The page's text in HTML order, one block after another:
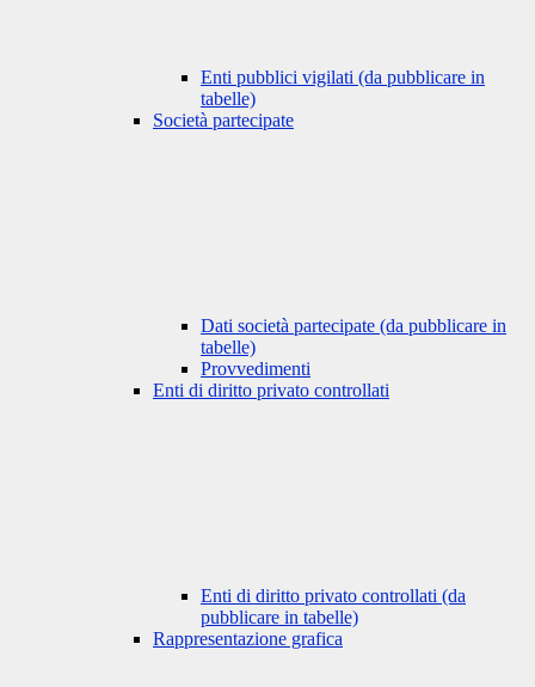
Enti pubblici vigilati (da pubblicare in
tabelle)
Società partecipate
Dati società partecipate (da pubblicare in
tabelle)
Provvedimenti
Enti di diritto privato controllati
Enti di diritto privato controllati (da
pubblicare in tabelle)
Rappresentazione grafica